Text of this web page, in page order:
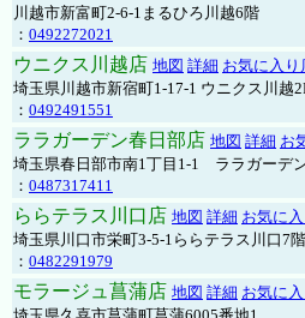
川越市新富町2-6-1まるひろ川越6階
： 0492272021
ウニクス川越店 地図 詳細 お気に入り
埼玉県川越市新宿町1-17-1 ウニクス川越
： 0492491551
ララガーデン春日部店 地図 詳細 お
埼玉県春日部市南1丁目1-1 ララガーデ
： 0487317411
ららテラス川口店 地図 詳細 お気に
埼玉県川口市栄町3-5-1ららテラス川口7階
： 0482291979
モラージュ菖蒲店 地図 詳細 お気に